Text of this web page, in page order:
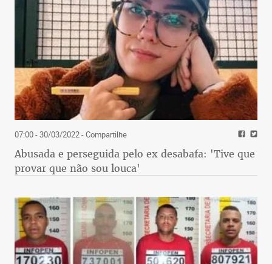
07:00 - 30/03/2022- Compartilhe
Abusada e perseguida pelo ex desabafa: 'Tive que
provar que não sou louca'